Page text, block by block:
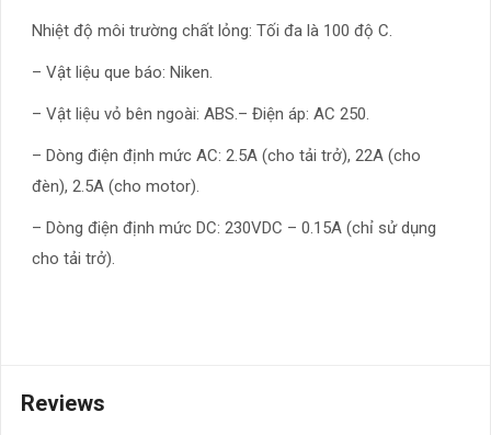
Nhiệt độ môi trường chất lỏng: Tối đa là 100 độ C.
– Vật liệu que báo: Niken.
– Vật liệu vỏ bên ngoài: ABS.– Điện áp: AC 250.
– Dòng điện định mức AC: 2.5A (cho tải trở), 22A (cho
đèn), 2.5A (cho motor).
– Dòng điện định mức DC: 230VDC – 0.15A (chỉ sử dụng
cho tải trở).
Reviews